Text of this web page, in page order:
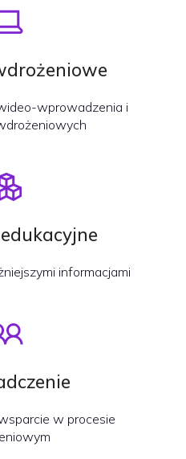
wprowadzenia i
informacjami
w procesie